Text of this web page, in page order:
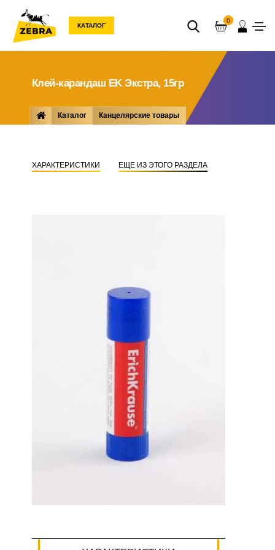
КАТАЛОГ
0
Клей-карандаш EK Экстра, 15гр
Каталог Канцелярские товары
ХАРАКТЕРИСТИКИ
ЕЩЕ ИЗ ЭТОГО РАЗДЕЛА